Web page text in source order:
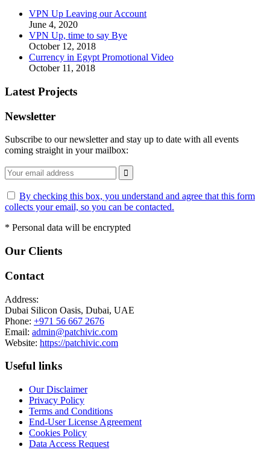
VPN Up Leaving our Account
June 4, 2020
VPN Up, time to say Bye
October 12, 2018
Currency in Egypt Promotional Video
October 11, 2018
Latest Projects
Newsletter
Subscribe to our newsletter and stay up to date with all events
coming straight in your mailbox:
By checking this box, you understand and agree that this form
collects your email, so you can be contacted.
* Personal data will be encrypted
Our Clients
Contact
Address:
Dubai Silicon Oasis, Dubai, UAE
Phone: +971 56 667 2676
Email: admin@patchivic.com
Website: https://patchivic.com
Useful links
Our Disclaimer
Privacy Policy
Terms and Conditions
End-User License Agreement
Cookies Policy
Data Access Request